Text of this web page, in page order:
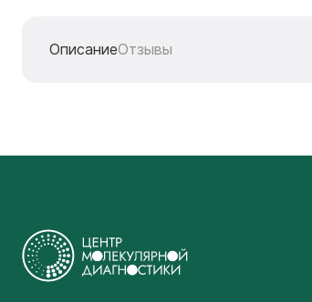
ОписаниеОтзывы